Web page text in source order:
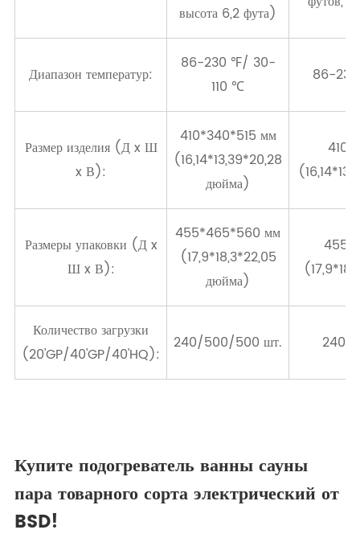
высота 6,2 фута)
Диапазон температур:
86-230 ℉/ 30-
110 ℃
86-
Размер изделия (Д x Ш
x В):
410*340*515 мм
(16,14*13,39*20,28
дюйма)
Размеры упаковки (Д x
Ш x В):
455*465*560 мм
(17,9*18,3*22,05
дюйма)
Количество загрузки
(20'GP/40'GP/40'HQ):
240/500/500 шт. 240/
Купите подогреватель ванны сауны
пара товарного сорта электрический от
BSD!